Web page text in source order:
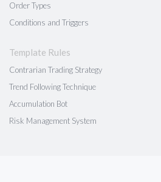
Order Types
Conditions and Triggers
Template Rules
Contrarian Trading Strategy
Trend Following Technique
Accumulation Bot
Risk Management System